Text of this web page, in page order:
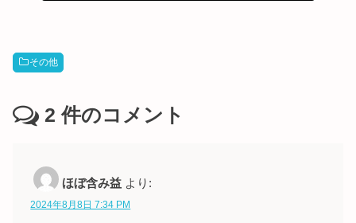
その他
2 件のコメント
ほぼ含み益 より:
2024年8月8日 7:34 PM